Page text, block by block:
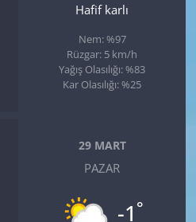
Hafif karlı
Nem: %97
Rüzgar: 5 km/h
Yağış Olasılığı: %83
Kar Olasılığı: %25
29 MART
PAZAR
-1 °